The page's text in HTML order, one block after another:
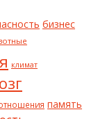
бизнес
климат
память